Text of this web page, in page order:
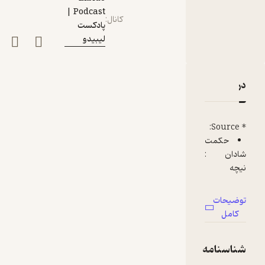
کانال:
Podcast |
پادکست
لیبیدو
دربارۀ !اپیزود 10: همین بود زندگی؟ پس یک بار دیگر
* Source:
حکمت
شادان :
نیچه
* Music:
Also
sparch
ra:
توضیحات
کامل
شناسنامه